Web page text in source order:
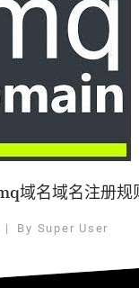
域名域名注册规
By Super User